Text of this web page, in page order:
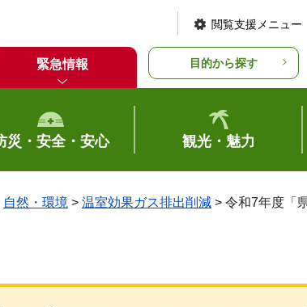
閲覧支援メニュー
緊急情報 目的から探す
災・安全・安心 観光・魅力
自然・環境 > 温室効果ガス排出削減 > 令和7年度「